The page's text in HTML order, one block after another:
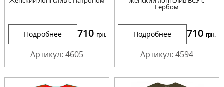
Подробнее 710 грн.
Артикул: 4605
Гербом
Подробнее 710 грн.
Артикул: 4594